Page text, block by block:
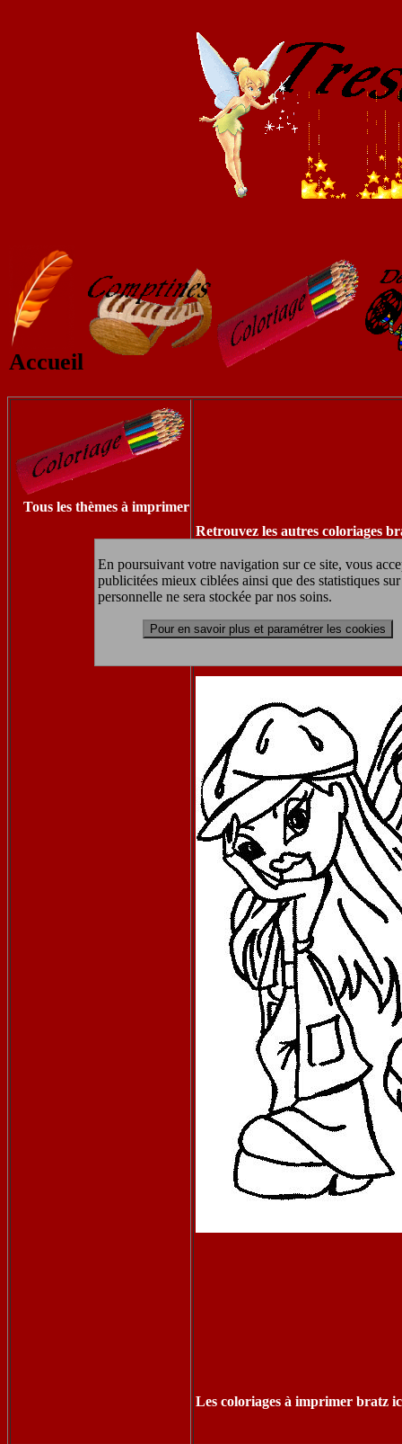
En poursuivant votre navigation sur ce site, vous
publicitées mieux ciblées ainsi que des statistiques
personnelle ne sera stockée par nos soins.
Pour en savoir plus et paramétrer les cookies
Accueil
Tous les thèmes à imprimer
Retrouvez les autres coloriages
Les coloriages à imprimer bratz